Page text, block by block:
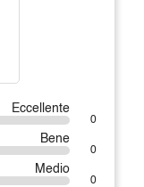
Eccellente
0
Bene
0
Medio
0